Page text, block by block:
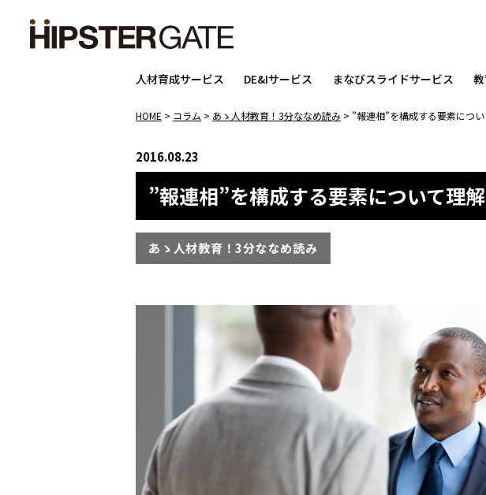
人材育成サービス DE&Iサービス まなびスライドサービス
HOME > コラム > あゝ人材教育！3分ななめ読み > ”報連相”を構成する要素につ
2016.08.23
”報連相”を構成する要素について理
あゝ人材教育！3分ななめ読み